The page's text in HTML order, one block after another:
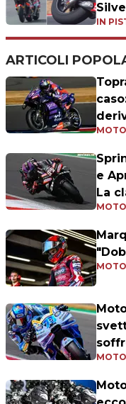
IN
ARTICOLI
e
La